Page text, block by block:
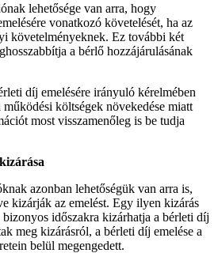
lehetősége van arra, hogy
vonatkozó követelését, ha az
követelményeknek. Ez további két
a bérlő hozzájárulásának
díj emelésére irányuló kérelmében
költségek növekedése miatt
most visszamenőleg is be tudja
azonban lehetőségük van arra is,
kizárják az emelést. Egy ilyen kizárás
időszakra kizárhatja a bérleti díj
meg kizárásról, a bérleti díj emelése a
belül megengedett.